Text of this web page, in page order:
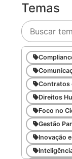
Temas
Contratos
Direitos
Foco no
Gestão
Inovação